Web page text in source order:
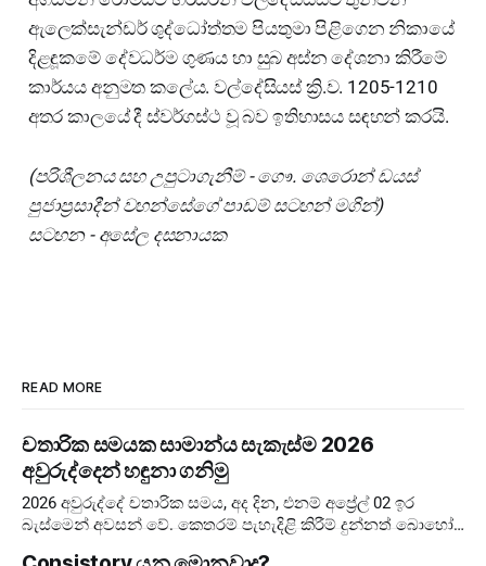
ඇලෙක්සැන්ඩර් ශුද්ධෝත්තම පියතුමා පිළිගෙන නිකායේ
දිළඳූකමේ දේවධර්ම ගුණය හා සුබ අස්න දේශනා කිරීමේ
කාර්යය අනුමත කලේය. වල්දේසියස් ක්‍රි.ව. 1205-1210
අතර කාලයේ දී ස්වර්ගස්ථ වූ බව ඉතිහාසය සඳහන් කරයි.
(පරිශීලනය සහ උපුටාගැනීම් - ගෞ. ශෙරොන් ඩයස්
පුජාප්‍රසාදීන් වහන්සේගේ පාඩම් සටහන් මගින්)
සටහන - අසේල දසනායක
READ MORE
චතාරික සමයක සාමාන්ය සැකැස්ම 2026
අවුරුද්දෙන් හඳුනා ගනිමු
2026 අවුරුද්දේ චතාරික සමය, අද දින, එනම් අප්‍රේල් 02 ඉර
බැස්මෙන් අවසන් වේ. කෙතරම් පැහැදිළි කිරීම් දුන්නත් බොහෝ